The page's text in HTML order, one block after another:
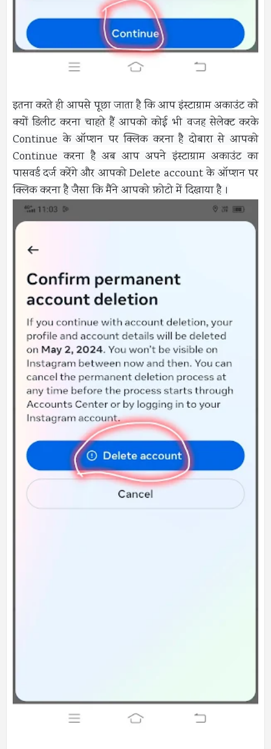
इतना करते ही आपसे पूछा जाता है कि आप इंस्टाग्राम अकाउंट को
क्यों डिलीट करना चाहते हैं आपको कोई भी वजह सेलेक्ट करके
Continue के ऑप्शन पर क्लिक करना है दोबारा से आपको
Continue करना है अब आप अपने इंस्टाग्राम अकाउंट का
पासवर्ड दर्ज करेंगे और आपको Delete account के ऑप्शन पर
क्लिक करना है जैसा कि मैंने आपको फ़ोटो में दिखाया है ।